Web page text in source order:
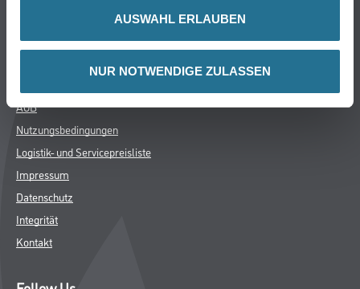
AUSWAHL ERLAUBEN
NUR NOTWENDIGE ZULASSEN
AGB
Nutzungsbedingungen
Logistik- und Servicepreisliste
Impressum
Datenschutz
Integrität
Kontakt